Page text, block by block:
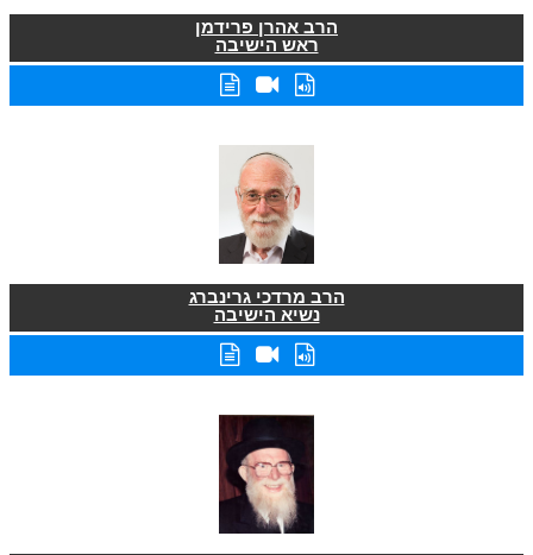
הרב אהרן פרידמן
ראש הישיבה
הרב מרדכי גרינברג
נשיא הישיבה